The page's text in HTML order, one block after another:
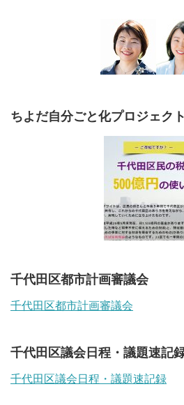
ちよだ自分ごと化プロジェクト
千代田区都市計画審議会
千代田区都市計画審議会
千代田区議会日程・議題速記
千代田区議会日程・議題速記録